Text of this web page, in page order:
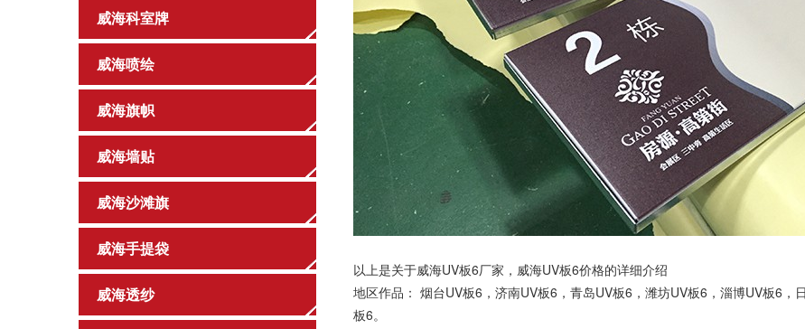
威海科室牌
威海喷绘
威海旗帜
威海墙贴
威海沙滩旗
威海手提袋
威海透纱
以上是关于威海UV板6厂家，威海UV板6价格的详细介绍
地区作品： 烟台UV板6 ， 济南UV板6 ， 青岛UV板6 ， 潍坊UV板6 ， 淄博UV板6 ，
板6。